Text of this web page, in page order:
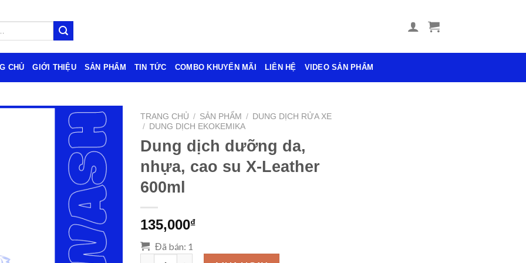
CHỦ GIỚI THIỆU SẢN PHẨM TIN TỨC COMBO KHUYẾN MÃI LIÊN HỆ VIDEO SẢN PHẨM
TRANG CHỦ / SẢN PHẨM / DUNG DỊCH RỬA XE
/ DUNG DỊCH EKOKEMIKA
Dung dịch dưỡng da,
nhựa, cao su X-Leather
600ml
135,000₫
Đã bán: 1